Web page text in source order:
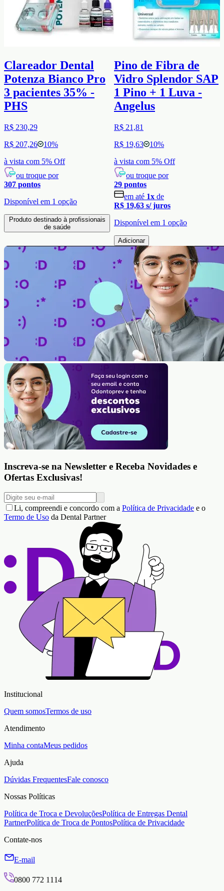
Clareador Dental
Potenza Bianco Pro
3 pacientes 35% -
PHS
R$ 230,29
R$ 207,26
10%
à vista com 5% Off
ou troque por
307 pontos
Disponível em 1 opção
Produto destinado à profissionais
de saúde
Pino de Fibra de
Vidro Splendor SAP
1 Pino + 1 Luva -
Angelus
R$ 21,81
R$ 19,63
10%
à vista com 5% Off
ou troque por
29 pontos
em até 1x de
R$ 19,63 s/ juros
Disponível em 1 opção
Adicionar
Inscreva-se na Newsletter e Receba Novidades e
Ofertas Exclusivas!
Li, compreendi e concordo com a Política de Privacidade e o
Termo de Uso da Dental Partner
Institucional
Quem somosTermos de uso
Atendimento
Minha contaMeus pedidos
Ajuda
Dúvidas FrequentesFale conosco
Nossas Políticas
Política de Troca e DevoluçõesPolítica de Entregas Dental
PartnerPolítica de Troca de PontosPolítica de Privacidade
Contate-nos
E-mail
0800 772 1114